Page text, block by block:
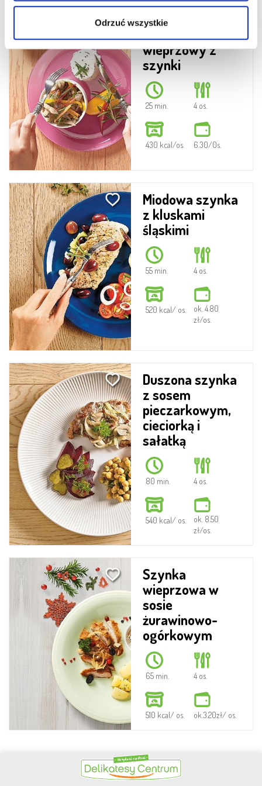
Odrzuć wszystkie
Egzotyczny
gulasz
wieprzowy z
szynki
25 min. 4 os.
430 kcal/os. 6.30/0s.
Miodowa szynka
z kluskami
śląskimi
55 min. 4 os.
520 kcal/ os.
ok. 4.80
zł/os.
Duszona szynka
z sosem
pieczarkowym,
cieciorką i
sałatką
80 min. 4 os.
540 kcal/ os.
ok. 8.50
zł/os.
Szynka
wieprzowa w
sosie
żurawinowo-
ogórkowym
65 min. 4 os.
510 kcal/ os. ok.3.20zł/ os.